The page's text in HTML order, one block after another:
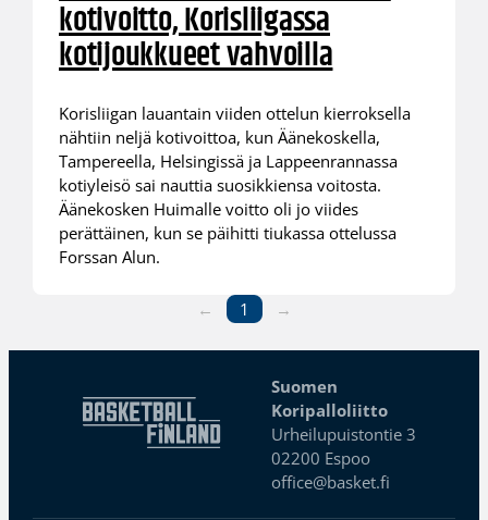
kotivoitto, Korisliigassa
kotijoukkueet vahvoilla
Korisliigan lauantain viiden ottelun kierroksella
nähtiin neljä kotivoittoa, kun Äänekoskella,
Tampereella, Helsingissä ja Lappeenrannassa
kotiyleisö sai nauttia suosikkiensa voitosta.
Äänekosken Huimalle voitto oli jo viides
perättäinen, kun se päihitti tiukassa ottelussa
Forssan Alun.
← 1 →
Suomen
Koripalloliitto
Urheilupuistontie 3
02200 Espoo
office@basket.fi